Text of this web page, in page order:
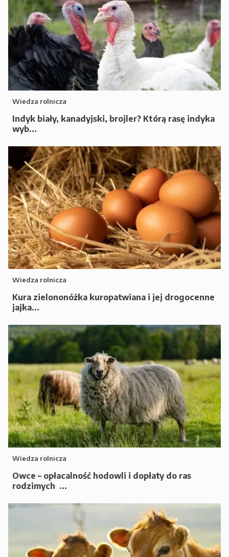
Wiedza rolnicza
Indyk biały, kanadyjski, brojler? Którą rasę indyka
wyb...
Wiedza rolnicza
Kura zielononóżka kuropatwiana i jej drogocenne
jajka...
Wiedza rolnicza
Owce – opłacalność hodowli i dopłaty do ras
rodzimych ...